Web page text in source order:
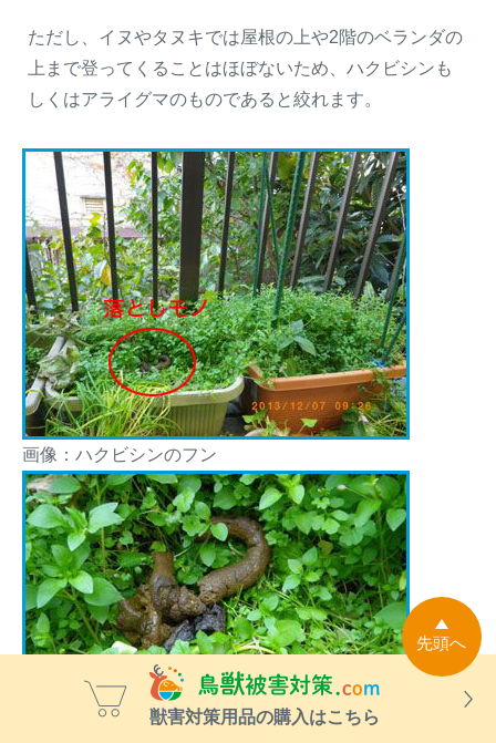
ただし、イヌやタヌキでは屋根の上や2階のベランダの
上まで登ってくることはほぼないため、ハクビシンも
しくはアライグマのものであると絞れます。
画像：ハクビシンのフン
獣害対策用品の購入はこちら
先頭へ